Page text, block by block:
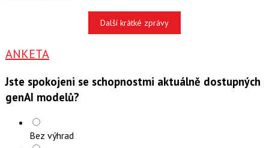
Další krátké zprávy
ANKETA
Jste spokojeni se schopnostmi aktuálně dostupných
genAI modelů?
Bez výhrad